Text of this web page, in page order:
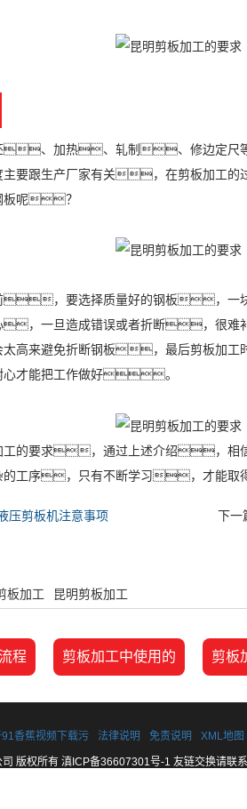
、加热、轧制、修边定尺
要跟生产厂家有关，在剪板加工的
板呢？
，要选择质量好的钢板，一块
，一旦造成错误或者折断，很难
高来避免折断钢板，最后剪板加工
心才能把工作做好。
的要求，通过上述介绍，相信
工序，只有不断学习，才能取
压剪板机注意事项 下
板加工 昆明剪板加工
程 剪板加工中使用的 剪板
香蕉视频下载污 法律说明 免责说明 XML地图
版权所有 滇ICP备36607301号-1 友链交换请